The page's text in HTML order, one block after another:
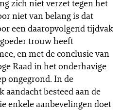
zich niet verzet tegen het
niet van belang is dat
een daaropvolgend tijdvak
trouw heeft
en met de conclusie van
Raad in het onderhavige
ongegrond. In de
besteed aan de
enkele aanbevelingen doet